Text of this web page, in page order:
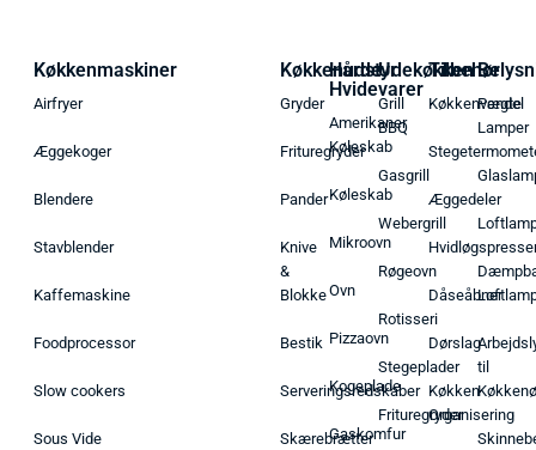
Køkkenmaskiner
Airfryer
Æggekoger
Blendere
Stavblender
Kaffemaskine
Foodprocessor
Slow cookers
Sous Vide
Køkkenudstyr
Gryder
Frituregryder
Pander
Knive
&
Blokke
Bestik
Serveringsredskaber
Skærebrætter
Hårde
Hvidevarer
Amerikaner
Køleskab
Køleskab
Mikroovn
Ovn
Pizzaovn
Kogeplade
Gaskomfur
Udekøkken
Grill
BBQ
Gasgrill
Webergrill
Røgeovn
Rotisseri
Stegeplader
Frituregryder
Tilbehør
Køkkenvægte
Æggedeler
Dåseåbner
Dørslag
Køkken
Organisering
Pendel
Lamper
til